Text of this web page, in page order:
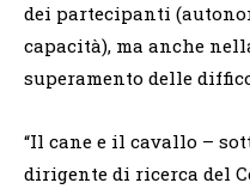
dei partecipanti
capacità), ma anche
superamento delle
“Il cane e il cavallo –
dirigente di ricerca del